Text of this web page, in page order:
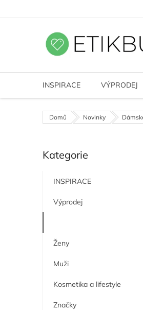
INSPIRACE VÝPRODEJ
Domů Novinky
o
n
í
Přeskočit
kategorie
Kategorie
INSPIRACE
Výprodej
Ženy
Muži
Kosmetika a lifestyle
Značky